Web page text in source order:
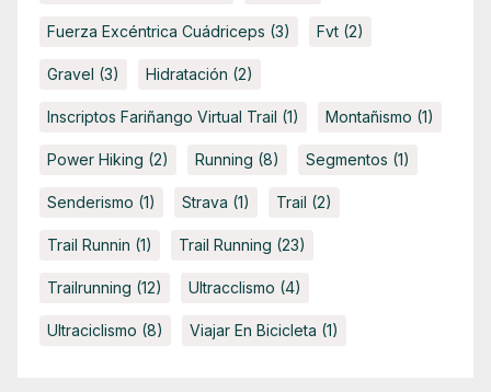
Fuerza Excéntrica Cuádriceps (3) Fvt (2)
Gravel (3) Hidratación (2)
Inscriptos Fariñango Virtual Trail (1) Montañismo (1)
Power Hiking (2) Running (8) Segmentos (1)
Senderismo (1) Strava (1) Trail (2)
Trail Runnin (1) Trail Running (23)
Trailrunning (12) Ultracclismo (4)
Ultraciclismo (8) Viajar En Bicicleta (1)